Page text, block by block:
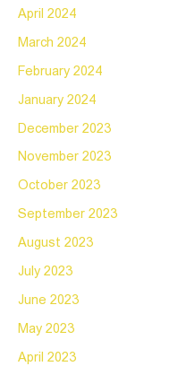
April 2024
March 2024
February 2024
January 2024
December 2023
November 2023
October 2023
September 2023
August 2023
July 2023
June 2023
May 2023
April 2023